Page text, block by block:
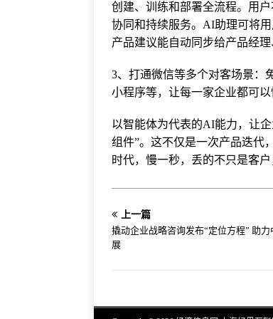
创建、训练和部署全流程。用
协同和持续服务。AI助理可将
产品建议能自动同步给产品经
3、打通微信等多个对客场景：
小程序等，让每一家企业都可
以智能体为代表的AI能力，让
组件”。这不仅是一次产品迭代
时代，慢一秒，丢的不只是客
上一篇
撬动企业战略咨询发布“定位方程” 助
展